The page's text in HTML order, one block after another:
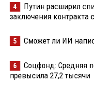
4
Путин расширил
заключения контракта
5 Сможет ли ИИ
6
Соцфонд: Средняя
превысила 27,2 тысячи